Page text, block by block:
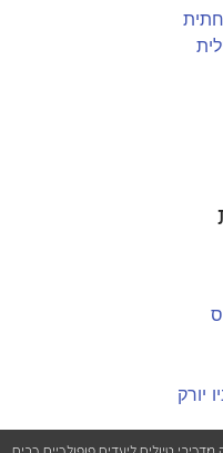
יורק